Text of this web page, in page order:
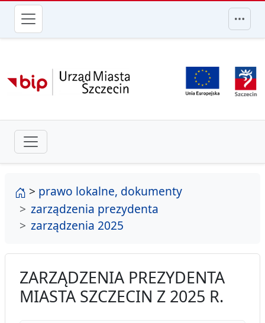
przejdź do głównego menu
strona główna
> prawo lokalne, dokumenty
zarządzenia prezydenta
zarządzenia 2025
ZARZĄDZENIA PREZYDENTA
MIASTA SZCZECIN Z 2025 R.